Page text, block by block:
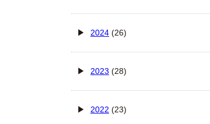
2024 (26)
2023 (28)
2022 (23)